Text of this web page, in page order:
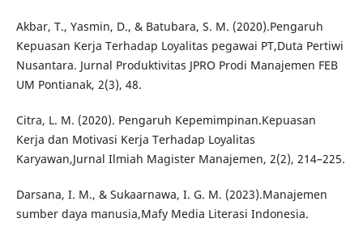
Akbar, T., Yasmin, D., & Batubara, S. M. (2020).Pengaruh
Kepuasan Kerja Terhadap Loyalitas pegawai PT,Duta Pertiwi
Nusantara. Jurnal Produktivitas JPRO Prodi Manajemen FEB
UM Pontianak, 2(3), 48.
Citra, L. M. (2020). Pengaruh Kepemimpinan.Kepuasan
Kerja dan Motivasi Kerja Terhadap Loyalitas
Karyawan,Jurnal Ilmiah Magister Manajemen, 2(2), 214–225.
Darsana, I. M., & Sukaarnawa, I. G. M. (2023).Manajemen
sumber daya manusia,Mafy Media Literasi Indonesia.